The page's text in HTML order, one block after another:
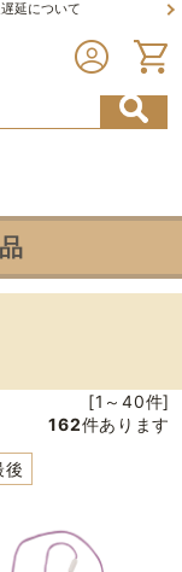
延について
[1～40件]
162件あります
後